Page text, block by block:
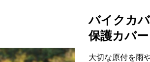
バイクカ
保護カバー
大切な原付を雨